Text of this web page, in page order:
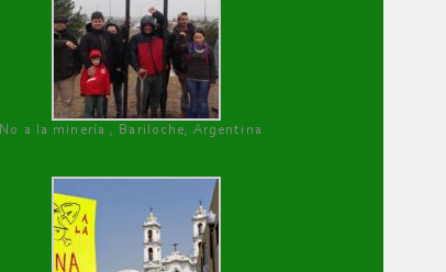
No a la minería , Bariloche, Argentina